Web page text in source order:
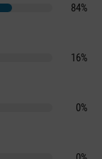
84%
16%
0%